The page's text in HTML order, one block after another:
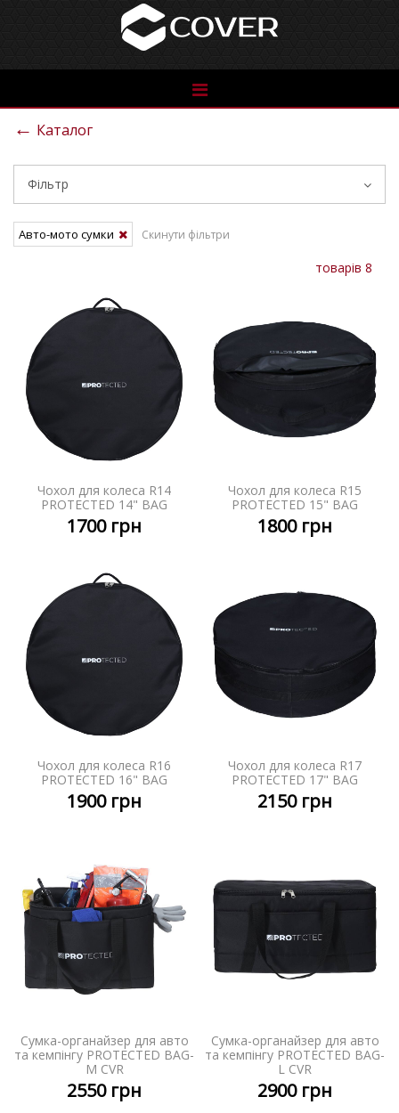
See
← Каталог
Фільтр
Авто-мото сумки Скинути фільтри
товарів 8
Чохол для колеса R14
PROTECTED 14" BAG
1700грн
Чохол для колеса R15
PROTECTED 15" BAG
1800грн
Чохол для колеса R16
PROTECTED 16" BAG
1900грн
Чохол для колеса R17
PROTECTED 17" BAG
2150грн
Сумка-органайзер для авто
та кемпінгу PROTECTED BAG-
M CVR
2550грн
Сумка-органайзер для авто
та кемпінгу PROTECTED BAG-
L CVR
2900грн